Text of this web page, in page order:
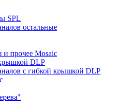
SPL
остальные
и прочее Mosaic
DLP
с гибкой крышкой DLP